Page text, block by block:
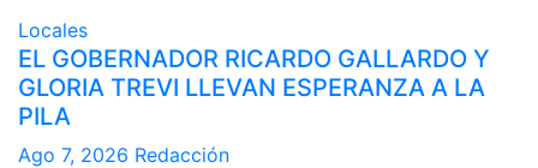
Locales
EL GOBERNADOR RICARDO GALLARDO Y
GLORIA TREVI LLEVAN ESPERANZA A LA
PILA
Ago 7, 2026 Redacción